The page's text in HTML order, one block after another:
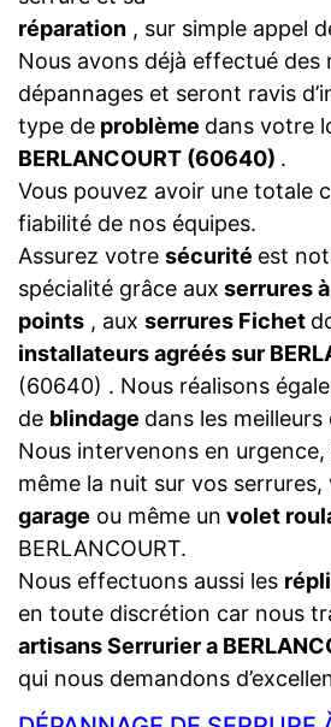
réparation , sur simple appel
Nous avons déjà effectué des
dépannages et seront ravis
type de problème dans votre
BERLANCOURT (60640) .
Vous pouvez avoir une totale
fiabilité de nos équipes.
Assurez votre sécurité est
spécialité grâce aux serrures
points , aux serrures Fichet
installateurs agréés sur
(60640) . Nous réalisons
de blindage dans les meilleurs
Nous intervenons en
même la nuit sur vos
garage ou même un volet
BERLANCOURT.
Nous effectuons aussi les
en toute discrétion car nous
artisans Serrurier a
qui nous demandons